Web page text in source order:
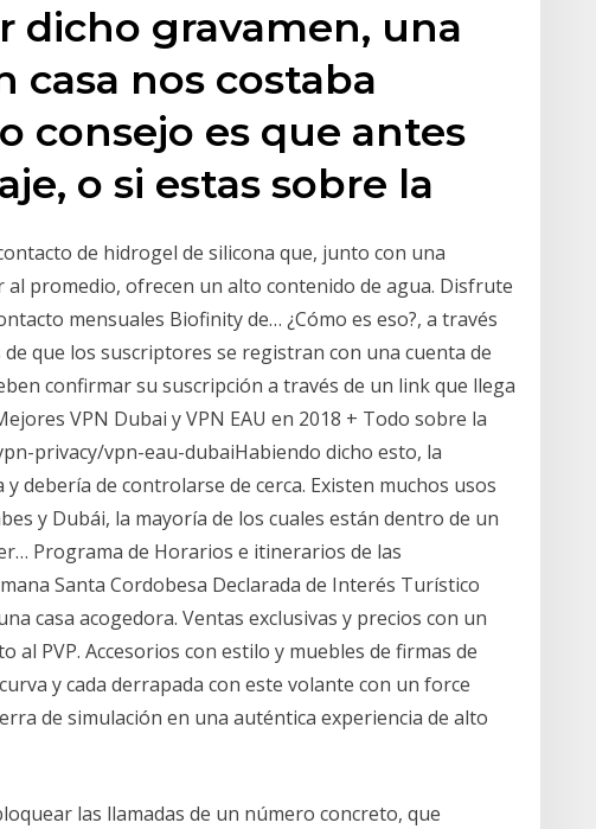
dicho gravamen, una
casa nos costaba
consejo es que antes
o si estas sobre la
de hidrogel de silicona que, junto con una
promedio, ofrecen un alto contenido de agua. Disfrute
mensuales Biofinity de… ¿Cómo es eso?, a través
que los suscriptores se registran con una cuenta de
confirmar su suscripción a través de un link que llega
VPN Dubai y VPN EAU en 2018 + Todo sobre la
privacy/vpn-eau-dubaiHabiendo dicho esto, la
debería de controlarse de cerca. Existen muchos usos
y Dubái, la mayoría de los cuales están dentro de un
Programa de Horarios e itinerarios de las
Santa Cordobesa Declarada de Interés Turístico
casa acogedora. Ventas exclusivas y precios con un
al PVP. Accesorios con estilo y muebles de firmas de
y cada derrapada con este volante con un force
de simulación en una auténtica experiencia de alto
las llamadas de un número concreto, que